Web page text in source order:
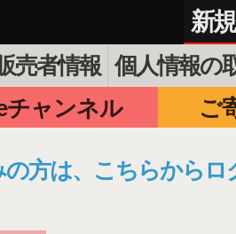
新
個人情報の
売者情報
チャンネル
ご
方は、こちらからロ